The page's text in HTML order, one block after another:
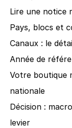
Lire une notice
Pays, blocs et
Canaux : le
Année de
Votre boutique
nationale
Décision :
levier